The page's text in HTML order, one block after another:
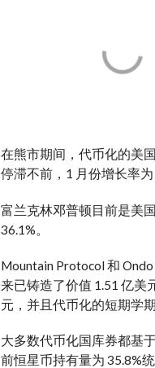
在熊市期间，代币化的美
停滞不前，1 月份增长率为
富兰克林邓普顿目前是美
36.1%。
Mountain Protocol 和
来已铸造了价值 1.51 亿美
元，并且代币化的短期学期
大多数代币化国库券都基
前恒星币持有量为 35.8%